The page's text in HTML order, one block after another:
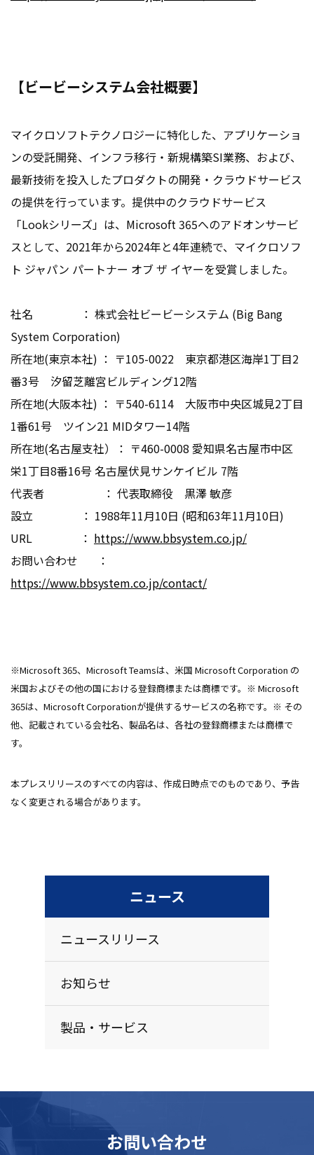
【ビービーシステム会社概要】
マイクロソフトテクノロジーに特化した、アプリケーショ
ンの受託開発、インフラ移行・新規構築SI業務、および、
最新技術を投入したプロダクトの開発・クラウドサービス
の提供を行っています。提供中のクラウドサービス
「Lookシリーズ」は、Microsoft 365へのアドオンサービ
スとして、2021年から2024年と4年連続で、マイクロソフ
ト ジャパン パートナー オブ ザ イヤーを受賞しました。
社名 ： 株式会社ビービーシステム (Big Bang
System Corporation)
所在地(東京本社) ： 〒105-0022 東京都港区海岸1丁目2
番3号 汐留芝離宮ビルディング12階
所在地(大阪本社) ： 〒540-6114 大阪市中央区城見2丁目
1番61号 ツイン21 MIDタワー14階
所在地(名古屋支社）： 〒460-0008 愛知県名古屋市中区
栄1丁目8番16号 名古屋伏見サンケイビル 7階
代表者 ： 代表取締役 黒澤 敏彦
設立 ： 1988年11月10日 (昭和63年11月10日)
URL ： https://www.bbsystem.co.jp/
お問い合わせ ：
https://www.bbsystem.co.jp/contact/
※Microsoft 365、Microsoft Teamsは、米国 Microsoft Corporation の
米国およびその他の国における登録商標または商標です。※ Microsoft
365は、Microsoft Corporationが提供するサービスの名称です。※ その
他、記載されている会社名、製品名は、各社の登録商標または商標で
す。
本プレスリリースのすべての内容は、作成日時点でのものであり、予告
なく変更される場合があります。
ニュース
ニュースリリース
お知らせ
製品・サービス
お問い合わせ